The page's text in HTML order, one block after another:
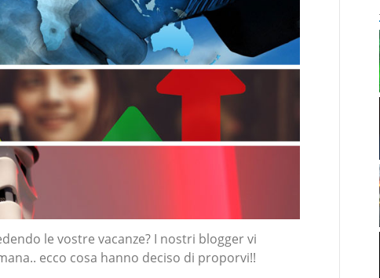
le vostre vacanze? I nostri blogger vi
ecco cosa hanno deciso di proporvi!!